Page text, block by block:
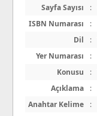
Sayfa Sayısı
:
ISBN Numarası
:
Dil
:
Yer Numarası
:
Konusu
:
Açıklama
:
Anahtar Kelime
: